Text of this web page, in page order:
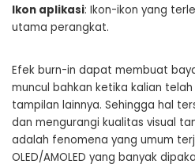
Ikon aplikasi: Ikon-ikon yang
utama perangkat.
Efek burn-in dapat membuat
muncul bahkan ketika kalian
tampilan lainnya. Sehingga hal
dan mengurangi kualitas visual
adalah fenomena yang umum
OLED/AMOLED yang banyak